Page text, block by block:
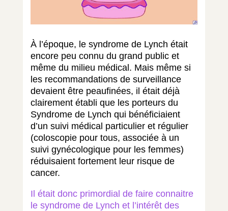
À l’époque, le syndrome de Lynch était
encore peu connu du grand public et
même du milieu médical. Mais même si
les recommandations de surveillance
devaient être peaufinées, il était déjà
clairement établi que les porteurs du
Syndrome de Lynch qui bénéficiaient
d’un suivi médical particulier et régulier
(coloscopie pour tous, associée à un
suivi gynécologique pour les femmes)
réduisaient fortement leur risque de
cancer.
Il était donc primordial de faire connaitre
le syndrome de Lynch et l’intérêt des